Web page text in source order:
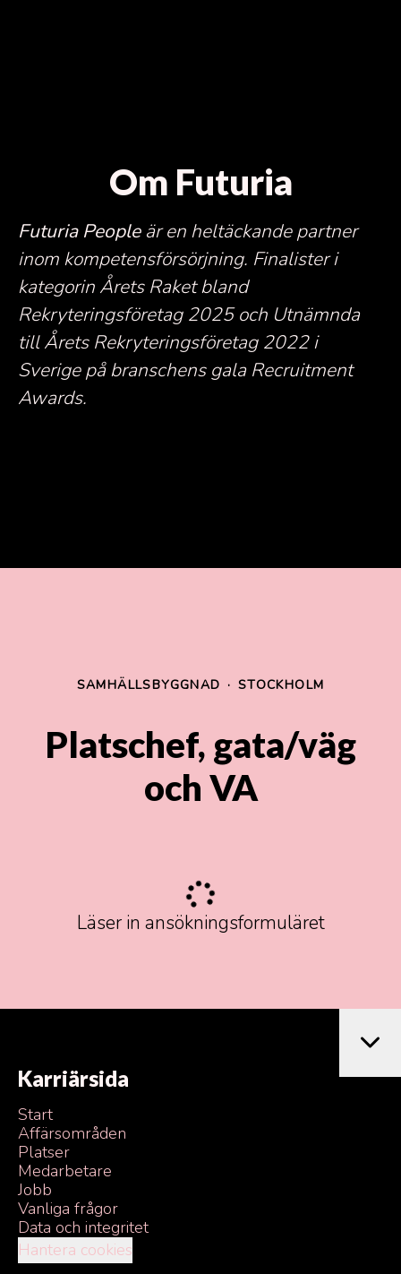
Om Futuria
Futuria People är en heltäckande partner
inom kompetensförsörjning. Finalister i
kategorin Årets Raket bland
Rekryteringsföretag 2025 och Utnämnda
till Årets Rekryteringsföretag 2022 i
Sverige på branschens gala Recruitment
Awards.
SAMHÄLLSBYGGNAD · STOCKHOLM
Platschef, gata/väg
och VA
Läser in ansökningsformuläret
Karriärsida
Start
Affärsområden
Platser
Medarbetare
Jobb
Vanliga frågor
Data och integritet
Hantera cookies